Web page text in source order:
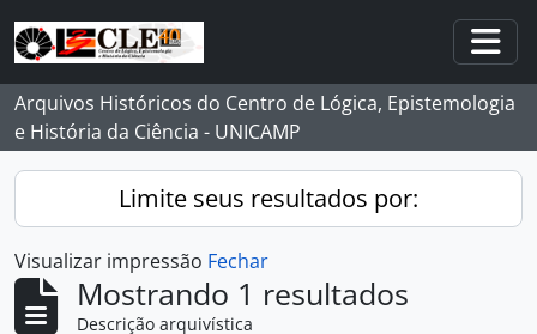
Skip to main content
Arquivos Históricos do Centro de Lógica, Epistemologia
e História da Ciência - UNICAMP
Limite seus resultados por:
Visualizar impressão Fechar
Mostrando 1 resultados
Descrição arquivística